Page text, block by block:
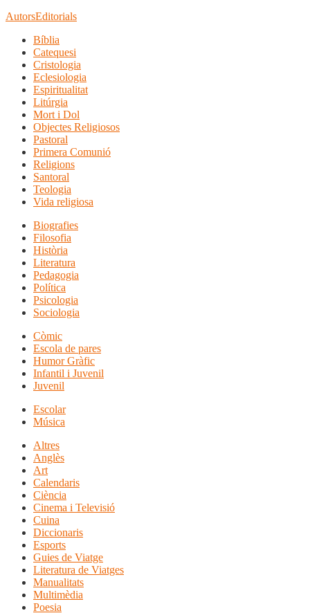
AutorsEditorials
Bíblia
Catequesi
Cristologia
Eclesiologia
Espiritualitat
Litúrgia
Mort i Dol
Objectes Religiosos
Pastoral
Primera Comunió
Religions
Santoral
Teologia
Vida religiosa
Biografies
Filosofia
Història
Literatura
Pedagogia
Política
Psicologia
Sociologia
Còmic
Escola de pares
Humor Gràfic
Infantil i Juvenil
Juvenil
Escolar
Música
Altres
Anglès
Art
Calendaris
Ciència
Cinema i Televisió
Cuina
Diccionaris
Esports
Guies de Viatge
Literatura de Viatges
Manualitats
Multimèdia
Poesia